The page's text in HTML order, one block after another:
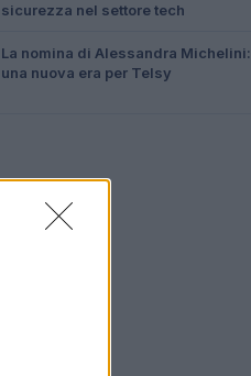
sicurezza nel settore tech
La nomina di Alessandra Michelini:
una nuova era per Telsy